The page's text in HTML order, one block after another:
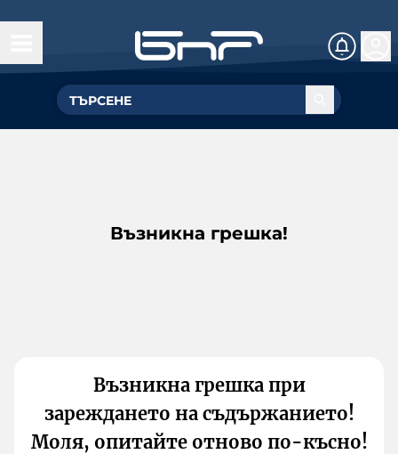
Възникна грешка!
Възникна грешка при
зареждането на съдържанието!
Моля, опитайте отново по-късно!